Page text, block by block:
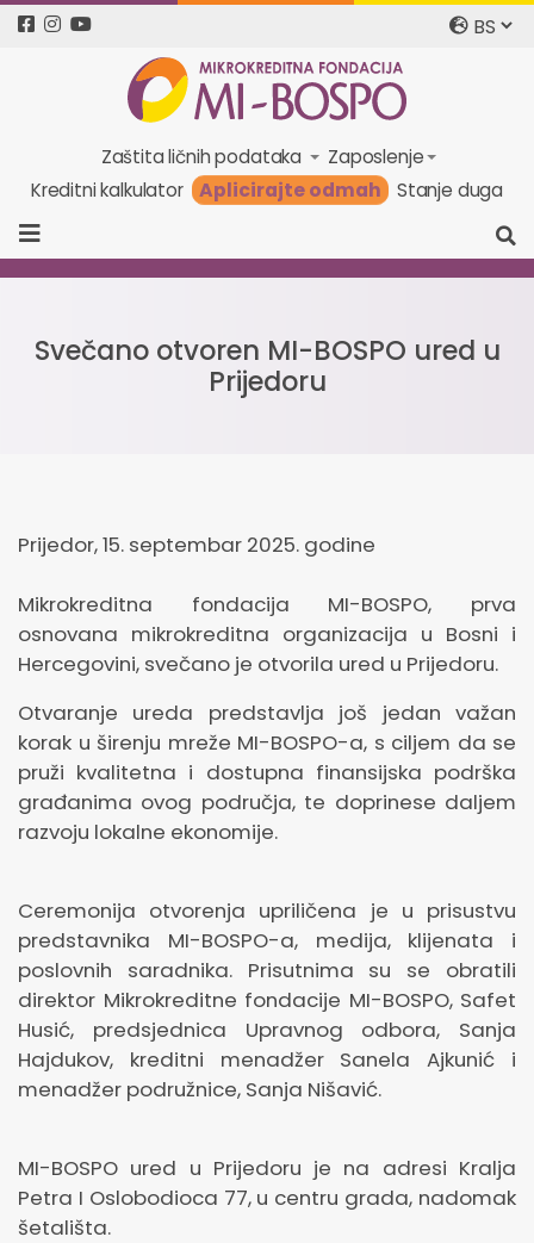
Zaštita ličnih podataka
Zaposlenje
Kreditni kalkulator
Aplicirajte odmah Stanje duga
Svečano otvoren MI-BOSPO ured u
Prijedoru
Prijedor, 15. septembar 2025. godine
Mikrokreditna fondacija MI-BOSPO, prva
osnovana mikrokreditna organizacija u Bosni i
Hercegovini, svečano je otvorila ured u Prijedoru.
Otvaranje ureda predstavlja još jedan važan
korak u širenju mreže MI-BOSPO-a, s ciljem da se
pruži kvalitetna i dostupna finansijska podrška
građanima ovog područja, te doprinese daljem
razvoju lokalne ekonomije.
Ceremonija otvorenja upriličena je u prisustvu
predstavnika MI-BOSPO-a, medija, klijenata i
poslovnih saradnika. Prisutnima su se obratili
direktor Mikrokreditne fondacije MI-BOSPO, Safet
Husić, predsjednica Upravnog odbora, Sanja
Hajdukov, kreditni menadžer Sanela Ajkunić i
menadžer podružnice, Sanja Nišavić.
MI-BOSPO ured u Prijedoru je na adresi Kralja
Petra I Oslobodioca 77, u centru grada, nadomak
šetališta.